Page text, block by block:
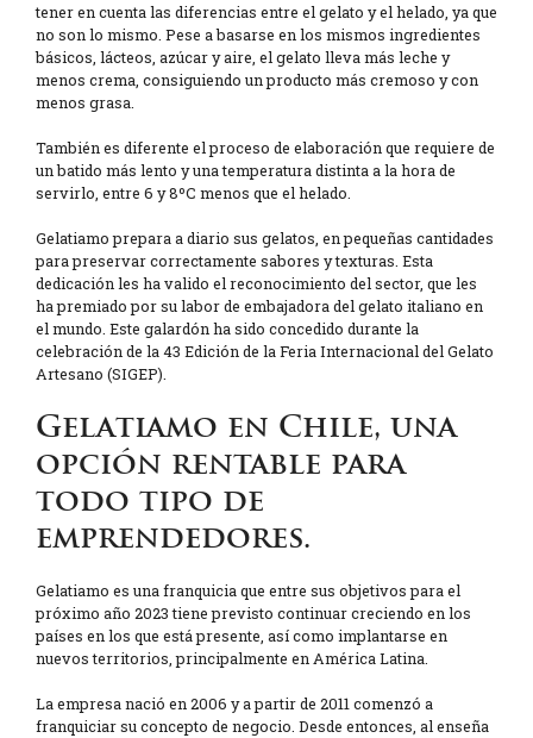
tener en cuenta las diferencias entre el gelato y el helado, ya que
no son lo mismo. Pese a basarse en los mismos ingredientes
básicos, lácteos, azúcar y aire, el gelato lleva más leche y
menos crema, consiguiendo un producto más cremoso y con
menos grasa.
También es diferente el proceso de elaboración que requiere de
un batido más lento y una temperatura distinta a la hora de
servirlo, entre 6 y 8ºC menos que el helado.
Gelatiamo prepara a diario sus gelatos, en pequeñas cantidades
para preservar correctamente sabores y texturas. Esta
dedicación les ha valido el reconocimiento del sector, que les
ha premiado por su labor de embajadora del gelato italiano en
el mundo. Este galardón ha sido concedido durante la
celebración de la 43 Edición de la Feria Internacional del Gelato
Artesano (SIGEP).
Gelatiamo en Chile, una
opción rentable para
todo tipo de
emprendedores.
Gelatiamo es una franquicia que entre sus objetivos para el
próximo año 2023 tiene previsto continuar creciendo en los
países en los que está presente, así como implantarse en
nuevos territorios, principalmente en América Latina.
La empresa nació en 2006 y a partir de 2011 comenzó a
franquiciar su concepto de negocio. Desde entonces, al enseña